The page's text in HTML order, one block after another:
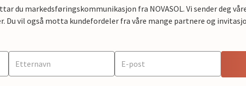
du markedsføringskommunikasjon fra NOVASOL. Vi sender deg
Du vil også motta kundefordeler fra våre mange partnere og